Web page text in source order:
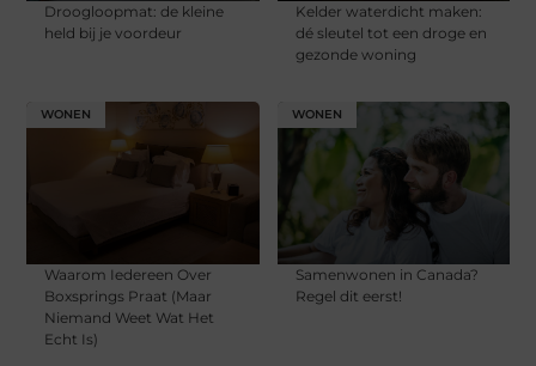
Droogloopmat: de kleine
held bij je voordeur
Kelder waterdicht maken:
dé sleutel tot een droge en
gezonde woning
WONEN
Waarom Iedereen Over
Boxsprings Praat (Maar
Niemand Weet Wat Het
Echt Is)
WONEN
Samenwonen in Canada?
Regel dit eerst!